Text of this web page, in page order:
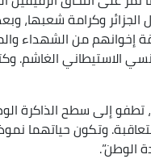
وكرامة شعبها،
إخوانهم من الشهداء
الاستيطاني الغاشم.
تطفو إلى سطح الذاكرة
وتكون حياتهما
الوطن”.